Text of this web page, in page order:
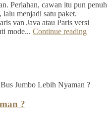
Perlahan, cawan itu pun penuh
lalu menjadi satu paket.
van Java atau Paris versi
mode... Continue reading
Bus Jumbo Lebih Nyaman ?
?